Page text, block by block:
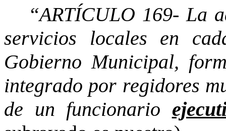
“ARTÍCULO 169- La
servicios locales en
Gobierno Municipal,
integrado por regidores
de un funcionario